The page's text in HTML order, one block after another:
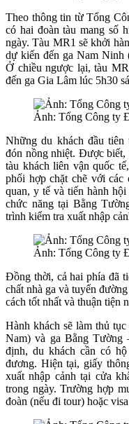
Theo thông tin từ Tổng
có hai đoàn tàu mang số
ngày. Tàu MR1 sẽ khởi
dự kiến đến ga Nam Ninh
Ở chiều ngược lại, tàu
đến ga Gia Lâm lúc 5h30
Ảnh: Tổng Công ty
Những du khách đầu tiên
đón nồng nhiệt. Được biết,
tàu khách liên vận quốc
phối hợp chặt chẽ với các
quan, y tế và tiến hành
chức năng tại Bằng
trình kiểm tra xuất nhập
Ảnh: Tổng Công ty
Đồng thời, cả hai phía đã
chất nhà ga và tuyến
cách tốt nhất và thuận tiện
Hành khách sẽ làm thủ
Nam) và ga Bằng Tường
định, du khách cần có
đương. Hiện tại, giấy
xuất nhập cảnh tại cửa
trong ngày. Trường hợp
đoàn (nếu đi tour) hoặc